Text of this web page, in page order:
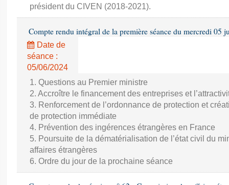
président du CIVEN (2018-2021).
Compte rendu intégral de la première séance du mercredi 05
Date de
séance :
05/06/2024
1. Questions au Premier ministre
2. Accroître le financement des entreprises et
3. Renforcement de l’ordonnance de protection et
de protection immédiate
4. Prévention des ingérences étrangères en France
5. Poursuite de la dématérialisation de l’état civil du
affaires étrangères
6. Ordre du jour de la prochaine séance